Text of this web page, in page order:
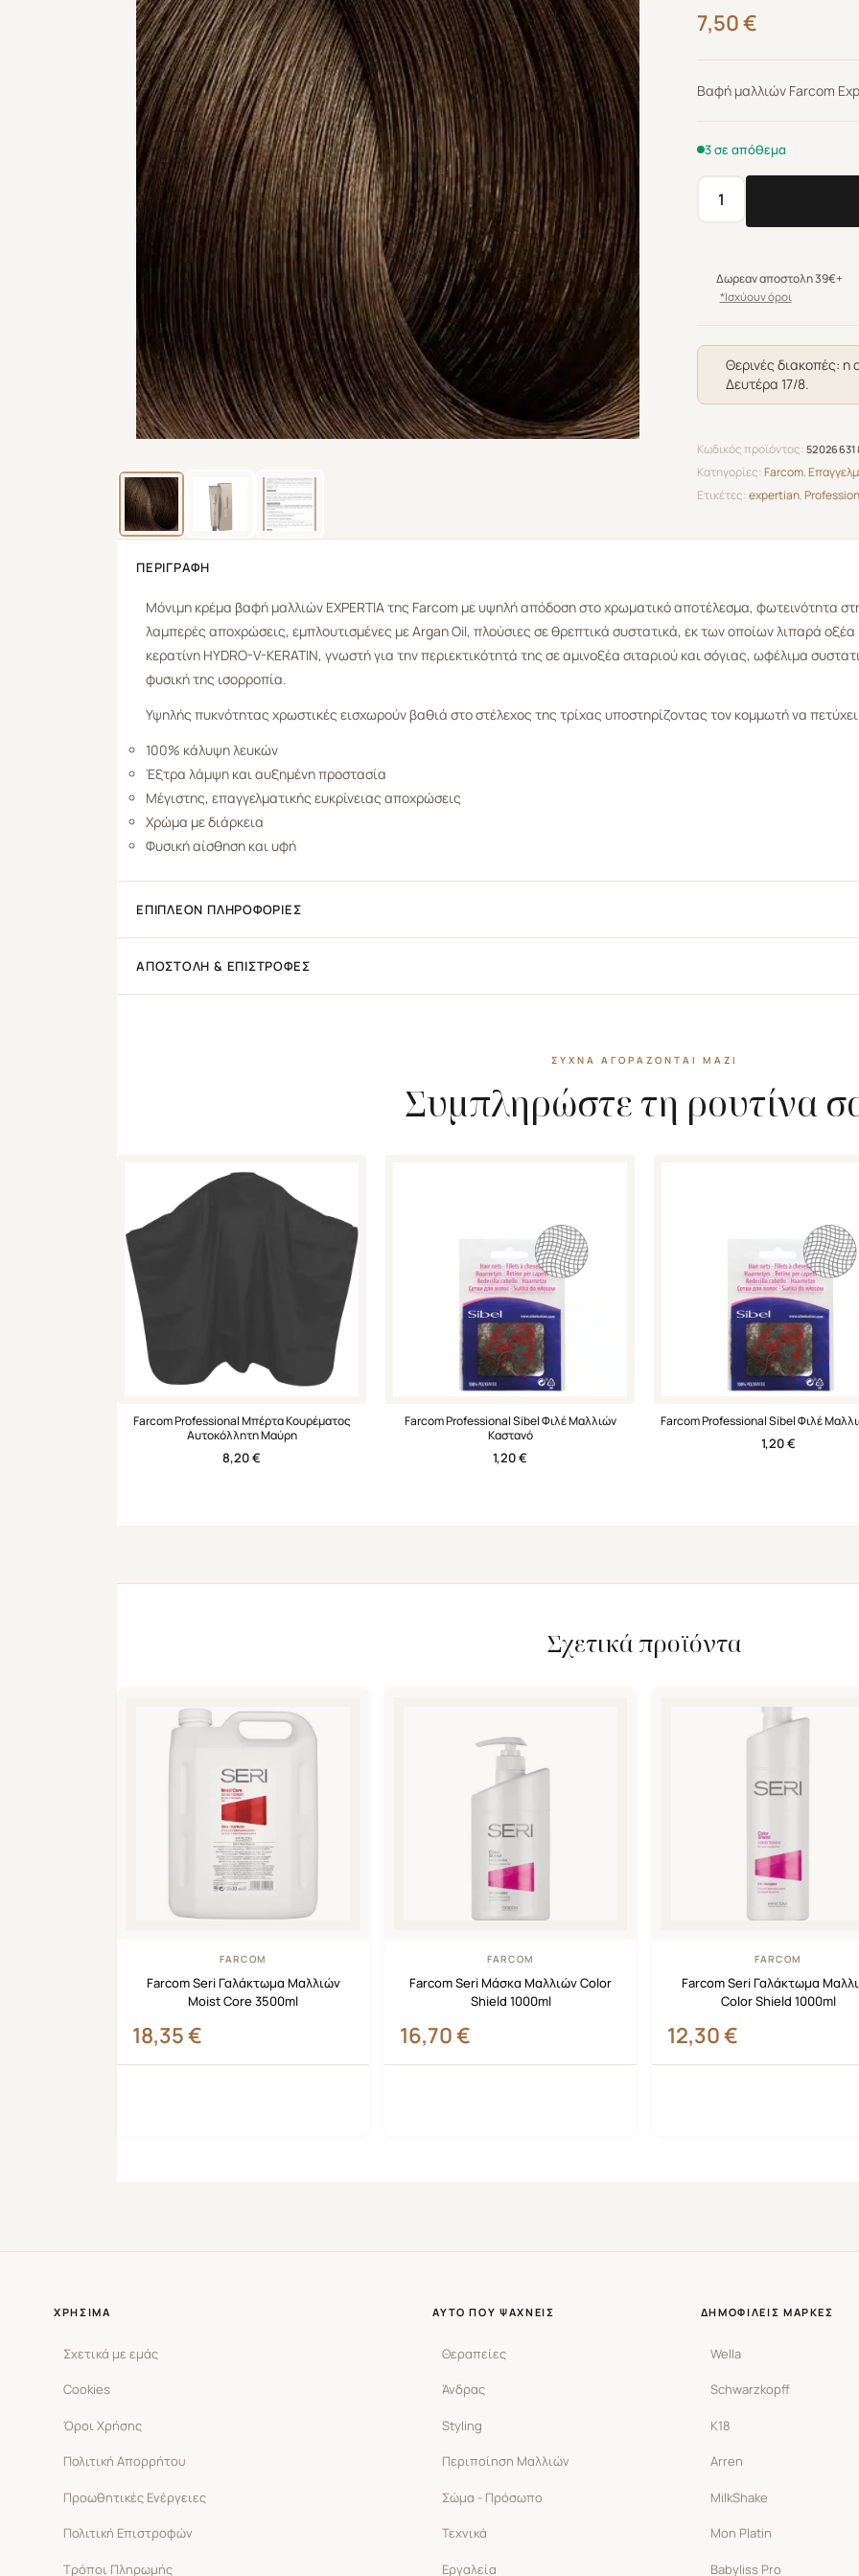
7,50€
Βαφή μαλλιών Farcom
3 σε απόθεμα
Βαφή
μαλλιών
Expertia
Professionel
Ξανθό
Σκούρο
Βαθύ
100ml
Δωρεαν αποστολη 39€+
*Ισχύουν όροι
Θερινές διακοπές: η
Δευτέρα 17/8.
Κωδικός προϊόντος:
Κατηγορίες:Farcom,
Ετικέτες:expertian,
ΠΕΡΙΓΡΑΦΉ
Μόνιμη κρέμα βαφή μαλλιών EXPERTIAτης Farcom με υψηλή απόδοση στο χρωματικό αποτέλεσμα, φωτεινότητα
λαμπερές αποχρώσεις, εμπλουτισμένες με Argan Oil, πλούσιες σε θρεπτικά συστατικά, εκ των οποίων λιπαρά
κερατίνη HYDRO-V-KERATIN, γνωστή για την περιεκτικότητά της σε αμινοξέα σιταριού και σόγιας, ωφέλιμα
φυσική της ισορροπία.
Υψηλής πυκνότητας χρωστικές εισχωρούν βαθιά στο στέλεχος της τρίχας υποστηρίζοντας τον κομμωτή να
100% κάλυψη λευκών
Έξτρα λάμψη και αυξημένη προστασία
Μέγιστης, επαγγελματικής ευκρίνειας αποχρώσεις
Χρώμα με διάρκεια
Φυσική αίσθηση και υφή
ΕΠΙΠΛΈΟΝ ΠΛΗΡΟΦΟΡΊΕΣ
ΑΠΟΣΤΟΛΉ & ΕΠΙΣΤΡΟΦΈΣ
ΣΥΧΝΆ ΑΓΟΡΆΖΟΝΤΑΙ ΜΑΖΊ
Συμπληρώστε τη ρουτίνα
Farcom Professional Μπέρτα Κουρέματος
Αυτοκόλλητη Μαύρη
8,20€
Farcom Professional Sibel Φιλέ Μαλλιών
Καστανό
1,20€
Farcom Professional Sibel Φιλέ
1,20€
Σχετικά προϊόντα
FARCOM
Farcom Seri Γαλάκτωμα Μαλλιών
Moist Core 3500ml
18,35€
FARCOM
Farcom Seri Μάσκα Μαλλιών Color
Shield 1000ml
16,70€
FARCOM
Farcom Seri Γαλάκτωμα
Color Shield 1000ml
12,30€
ΧΡΉΣΙΜΑ
Σχετικά με εμάς
Cookies
Όροι Χρήσης
Πολιτική Απορρήτου
Προωθητικές Ενέργειες
Πολιτική Επιστροφών
Τρόποι Πληρωμής
ΑΥΤΌ ΠΟΥ ΨΆΧΝΕΙΣ
Θεραπείες
Άνδρας
Styling
Περιποίηση Μαλλιών
Σώμα - Πρόσωπο
Τεχνικά
Εργαλεία
ΔΗΜΟΦΙΛΕΊΣ ΜΆΡΚΕΣ
Wella
Schwarzkopff
K18
Arren
MilkShake
Mon Platin
Babyliss Pro